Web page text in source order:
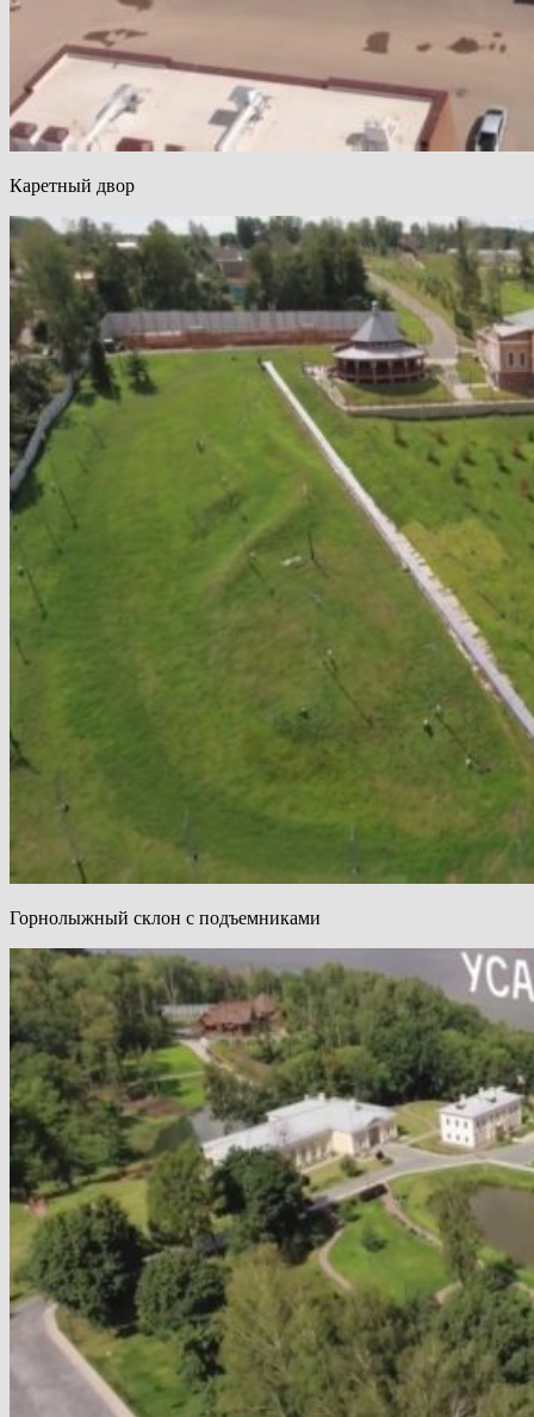
Каретный двор
Горнолыжный склон с подъемниками